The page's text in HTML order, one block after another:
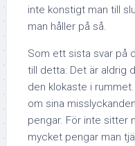
inte konstigt man till
man håller på så.
Som ett sista svar på
till detta: Det är aldrig
den klokaste i
om sina
pengar. För inte sitter
mycket pengar man